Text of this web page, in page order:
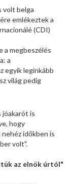
volt belga
emlékeztek a
(CDI)
a megbeszélés
a
egyik leginkább
világ pedig
jóakarót is
hogy
időkben is
volt".
az elnök úrtól"